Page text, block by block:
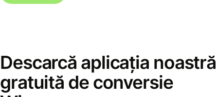
Descarcă aplicația noastră
gratuită de conversie